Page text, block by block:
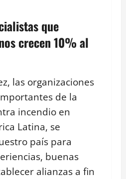
que
crecen 10% al
las organizaciones
de la
incendio en
Latina, se
país para
buenas
alianzas a fin